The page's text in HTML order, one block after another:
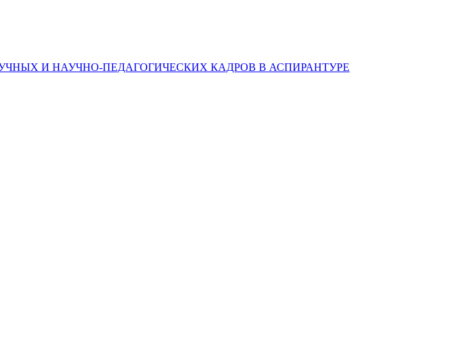
И НАУЧНО-ПЕДАГОГИЧЕСКИХ КАДРОВ В АСПИРАНТУРЕ